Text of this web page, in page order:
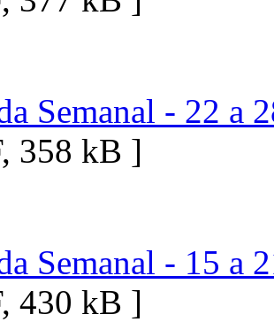
Semanal - 22 a
358 kB ]
Semanal - 15 a
430 kB ]